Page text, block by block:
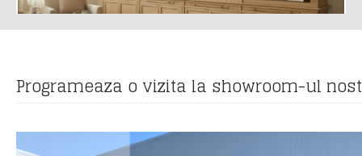
Programeaza o vizita la showroom-ul